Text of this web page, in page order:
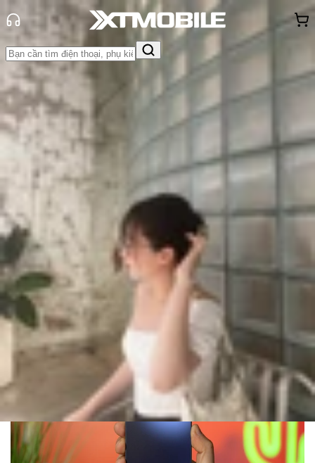
Trang chủ
Tin tức
Tư vấn
Tin Mới
Đánh Giá - Trên Tay
Khuyến
Thủ thuật Thông báoKhách
hàng - Sự kiện
Top điện thoại 4G giá rẻ đáng mua
2025 cho người dùng phổ thông
Triệu Vy
Ngày đăng: 13/06/2025
Cập nhật:
13/06/2025
Theo dõi XTMobile trên